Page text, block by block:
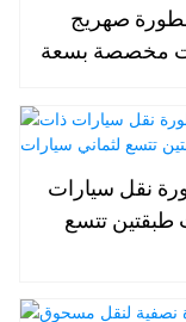
صهريج
مخصصة بسعة
نقل سيارات
طبقتين تتسع